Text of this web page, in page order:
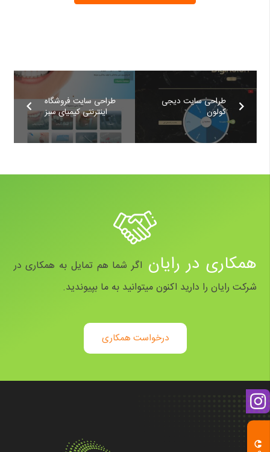
طراحی سایت فروشگاه
اینترنتی کیمیای سبز
طراحی سایت دیجی
کولون
همکاری در رایان اگر شما هم تمایل به همکاری در
شرکت رایان را دارید اکنون میتوانید به ما بپیوندید.
درخواست همکاری